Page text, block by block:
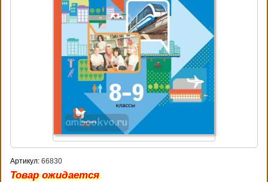
Артикул: 66830
Товар ожидается